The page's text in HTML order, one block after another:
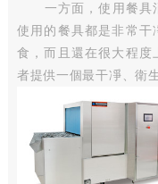
一方面，使用餐具
使用的餐具都是非常干
食，而且還在很大程度
者提供一個最干凈、衛